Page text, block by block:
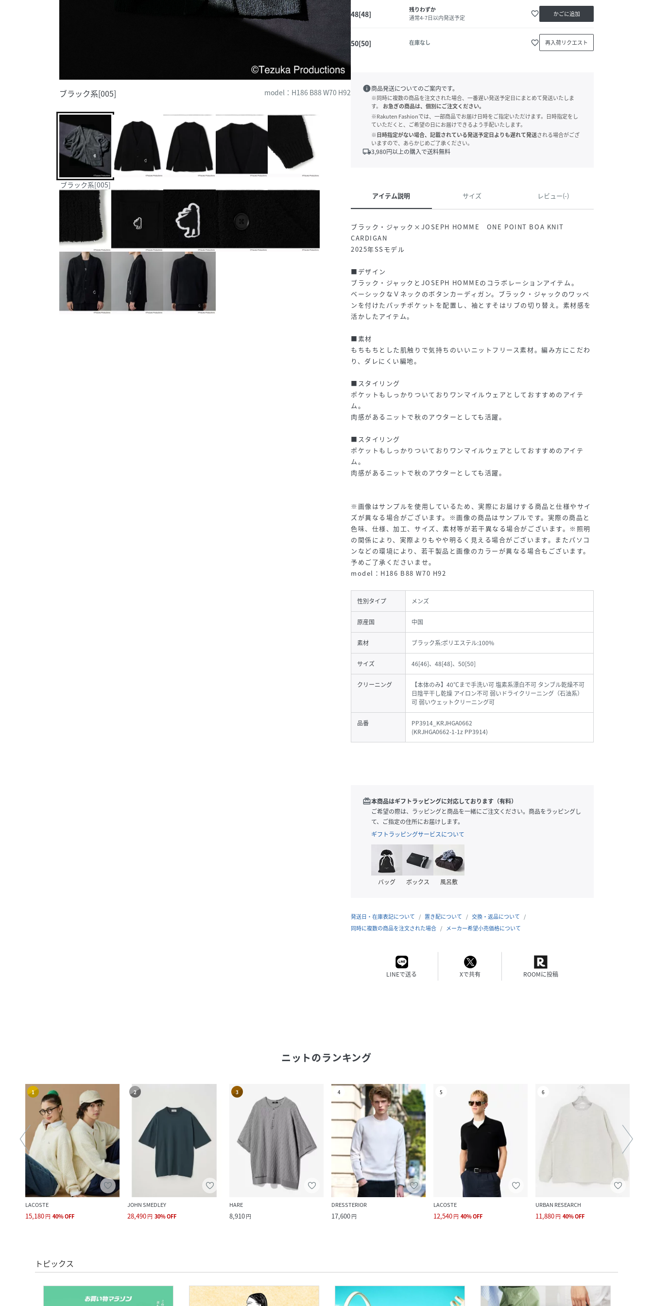
ブラック系[005] model：H186 B88 W70 H92
ブラック系[005]
48[48]
残りわずか
通常4-7日以内発送予定
favorite_border かごに追加
50[50] 在庫なし favorite_border 再入荷リクエスト
info商品発送についてのご案内です。
※同時に複数の商品を注文された場合、一番遅い発送予定日にまとめて発送いたしま
す。
お急ぎの商品は、個別にご注文ください。
※Rakuten Fashionでは、一部商品でお届け日時をご指定いただけます。日時指定をし
ていただくと、ご希望の日にお届けできるよう手配いたします。
※日時指定がない場合、記載されている発送予定日よりも遅れて発送される場合がござ
いますので、あらかじめご了承ください。
local_shipping3,980円以上の購入で送料無料
アイテム説明 サイズ レビュー(-)
ブラック・ジャック×JOSEPH HOMME ONE POINT BOA KNIT
CARDIGAN
2025年SSモデル
■デザイン
ブラック・ジャックとJOSEPH HOMMEのコラボレーションアイテム。
ベーシックなＶネックのボタンカーディガン。ブラック・ジャックのワッペ
ンを付けたパッチポケットを配置し、袖とすそはリブの切り替え。素材感を
活かしたアイテム。
■素材
もちもちとした肌触りで気持ちのいいニットフリース素材。編み方にこだわ
り、ダレにくい編地。
■スタイリング
ポケットもしっかりついておりワンマイルウェアとしておすすめのアイテ
ム。
肉感があるニットで秋のアウターとしても活躍。
■スタイリング
ポケットもしっかりついておりワンマイルウェアとしておすすめのアイテ
ム。
肉感があるニットで秋のアウターとしても活躍。
※画像はサンプルを使用しているため、実際にお届けする商品と仕様やサイ
ズが異なる場合がございます。※画像の商品はサンプルです。実際の商品と
色味、仕様、加工、サイズ、素材等が若干異なる場合がございます。※照明
の関係により、実際よりもやや明るく見える場合がございます。またパソコ
ンなどの環境により、若干製品と画像のカラーが異なる場合もございます。
予めご了承くださいませ。
model：H186 B88 W70 H92
性別タイプ メンズ
原産国 中国
素材 ブラック系:ポリエステル:100%
サイズ 46[46]、48[48]、50[50]
クリーニング
【本体のみ】40℃まで手洗い可 塩素系漂白不可 タンブル乾燥不可
日陰平干し乾燥 アイロン不可 弱いドライクリーニング（石油系）
可 弱いウェットクリーニング可
品番
PP3914_KRJHGA0662
(KRJHGA0662-1-1z PP3914)
redeem本商品はギフトラッピングに対応しております（有料）
ご希望の際は、ラッピングと商品を一緒にご注文ください。商品をラッピングし
て、ご指定の住所にお届けします。
ギフトラッピングサービスについて
バッグ ボックス 風呂敷
発送日・在庫表記について 置き配について
交換・返品について
同時に複数の商品を注文された場合
メーカー希望小売価格について
LINEで送る Xで共有 ROOMに投稿
ニットのランキング
1
LACOSTE
15,180円 40%OFF
2
JOHN SMEDLEY
28,490円 30%OFF
3
HARE
8,910円
4
DRESSTERIOR
17,600円
5
LACOSTE
12,540円 40%OFF
6
URBAN RESEARCH
11,880円 40%OFF
トピックス